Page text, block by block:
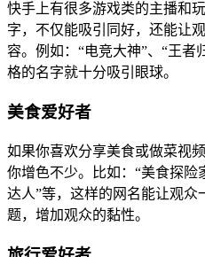
快手上有很多游戏类的主播和
字，不仅能吸引同好，还能让
容。例如：“电竞大神”、“王者
格的名字就十分吸引眼球。
美食爱好者
如果你喜欢分享美食或做菜视
你增色不少。比如：“美食探险
达人”等，这样的网名能让观众
题，增加观众的黏性。